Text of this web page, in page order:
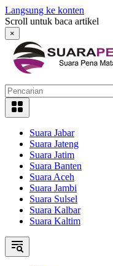
Langsung ke konten
Scroll untuk baca artikel
×
Suara Jabar
Suara Jateng
Suara Jatim
Suara Banten
Suara Aceh
Suara Jambi
Suara Sulsel
Suara Kalbar
Suara Kaltim